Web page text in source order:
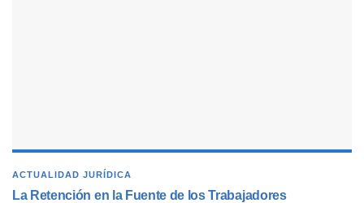
ACTUALIDAD JURÍDICA
La Retención en la Fuente de los Trabajadores